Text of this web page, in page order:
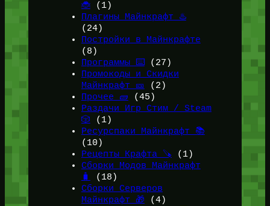
🐞(1)
Плагины Майнкрафт ♨️
(24)
Постройки в Майнкрафте
(8)
Программы ⌨️(27)
Промокоды и Скидки
Майнкрафт 🎫
(2)
Прочее 🧱 (45)
Раздачи Игр Стим / Steam
🎲 (1)
Ресурспаки Майнкрафт 📚
(10)
Рецепты Крафта 🪚 (1)
Сборки Модов Майнкрафт
🧳
(18)
Сборки Серверов
Майнкрафт 🎁 (4)